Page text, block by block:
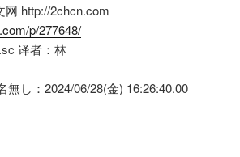
网 http://2chcn.com
p/277648/
译者：林
無し：2024/06/28(金) 16:26:40.00